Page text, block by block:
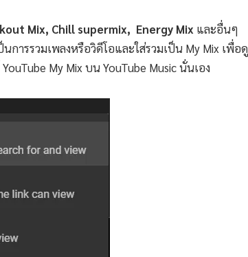
Mix, Chill supermix, Energy Mix และอื่นๆ
ารรวมเพลงหรือวิดีโอและใส่รวมเป็น My Mix เพื่อดู
My Mix บน YouTube Music นั่นเอง